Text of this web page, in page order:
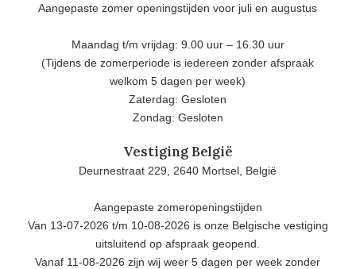
Aangepaste zomer openingstijden voor juli en augustus
Maandag t/m vrijdag: 9.00 uur – 16.30 uur
(Tijdens de zomerperiode is iedereen zonder afspraak
welkom 5 dagen per week)
Zaterdag: Gesloten
Zondag: Gesloten
Vestiging België
Deurnestraat 229, 2640 Mortsel, België
Aangepaste zomeropeningstijden
Van 13-07-2026 t/m 10-08-2026 is onze Belgische vestiging
uitsluitend op afspraak geopend.
Vanaf 11-08-2026 zijn wij weer 5 dagen per week zonder